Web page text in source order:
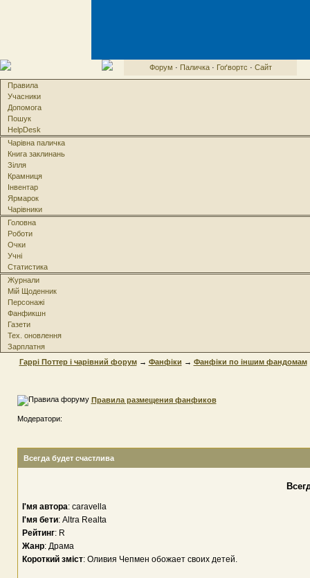
Форум · Паличка· Гоґвортс · Сайт
Правила
Учасники
Допомога
Пошук
HelpDesk
Чарівна паличка
Книга заклинань
Зілля
Крамниця
Інвентар
Ярмарок
Чарівники
Головна
Роботи
Очки
Учні
Статистика
Журнали
Мій Щоденник
Персонажі
Фанфикшн
Газети
Тех. оновлення
Зарплатня
Гаррі Поттер і чарівний форум→ Фанфіки → Фанфіки по іншим фандомам
Правила размещения фанфиков
Модератори:
Всегда будет счастлива
І'мя автора: caravella
І'мя бети: Altra Realta
Рейтинг: R
Жанр: Драма
Короткий зміст: Оливия Чепмен обожает своих детей.